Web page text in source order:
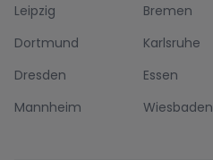
Leipzig
Bremen
Dortmund
Karlsruhe
Dresden
Essen
Mannheim
Wiesbaden